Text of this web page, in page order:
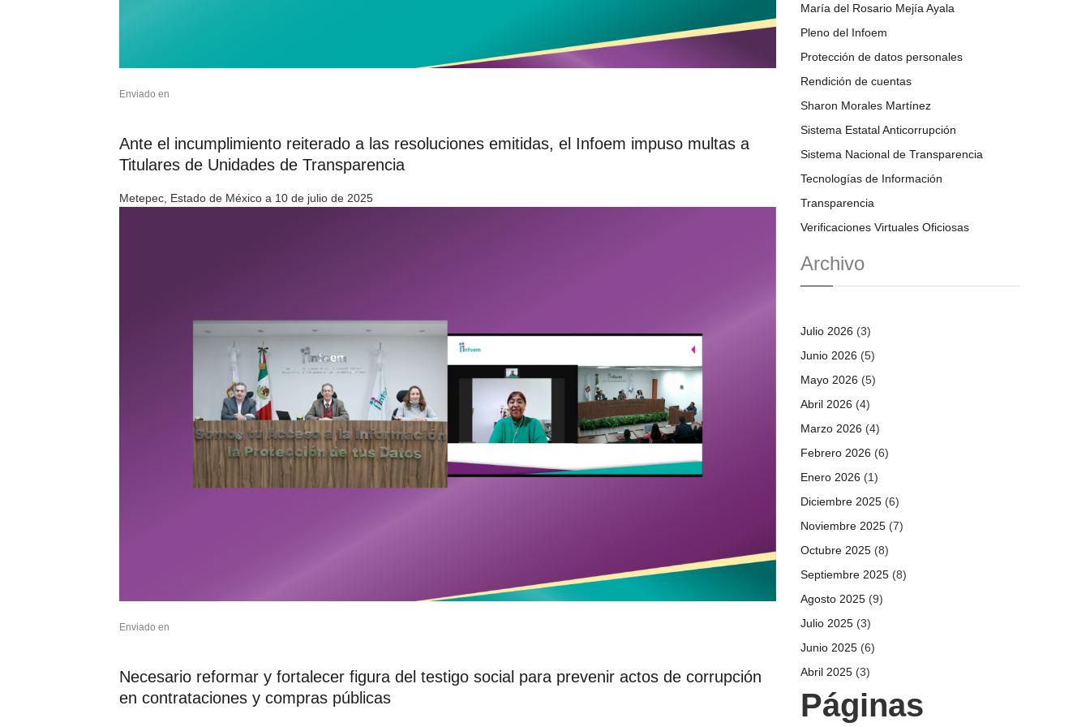
Enviado en
Ante el incumplimiento reiterado a las resoluciones emitidas, el Infoem impuso multas a
Titulares de Unidades de Transparencia
Metepec, Estado de México a 10 de julio de 2025
Enviado en
Necesario reformar y fortalecer figura del testigo social para prevenir actos de corrupción
en contrataciones y compras públicas
María del Rosario Mejía Ayala
Pleno del Infoem
Protección de datos personales
Rendición de cuentas
Sharon Morales Martínez
Sistema Estatal Anticorrupción
Sistema Nacional de Transparencia
Tecnologías de Información
Transparencia
Verificaciones Virtuales Oficiosas
Archivo
Julio 2026 (3)
Junio 2026 (5)
Mayo 2026 (5)
Abril 2026 (4)
Marzo 2026 (4)
Febrero 2026 (6)
Enero 2026 (1)
Diciembre 2025 (6)
Noviembre 2025 (7)
Octubre 2025 (8)
Septiembre 2025 (8)
Agosto 2025 (9)
Julio 2025 (3)
Junio 2025 (6)
Abril 2025 (3)
Páginas